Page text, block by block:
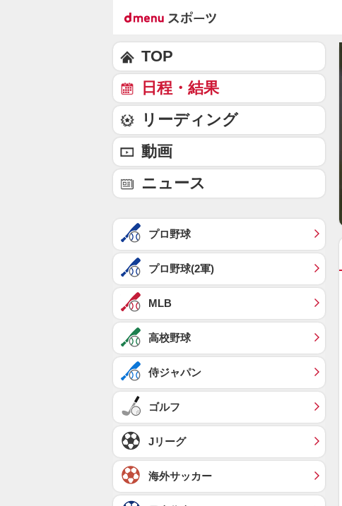
TOP
日程・結果
リーディング
動画
ニュース
プロ野球
プロ野球(2軍)
MLB
高校野球
侍ジャパン
ゴルフ
Jリーグ
海外サッカー